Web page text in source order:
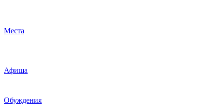
Места
Афиша
Обуждения